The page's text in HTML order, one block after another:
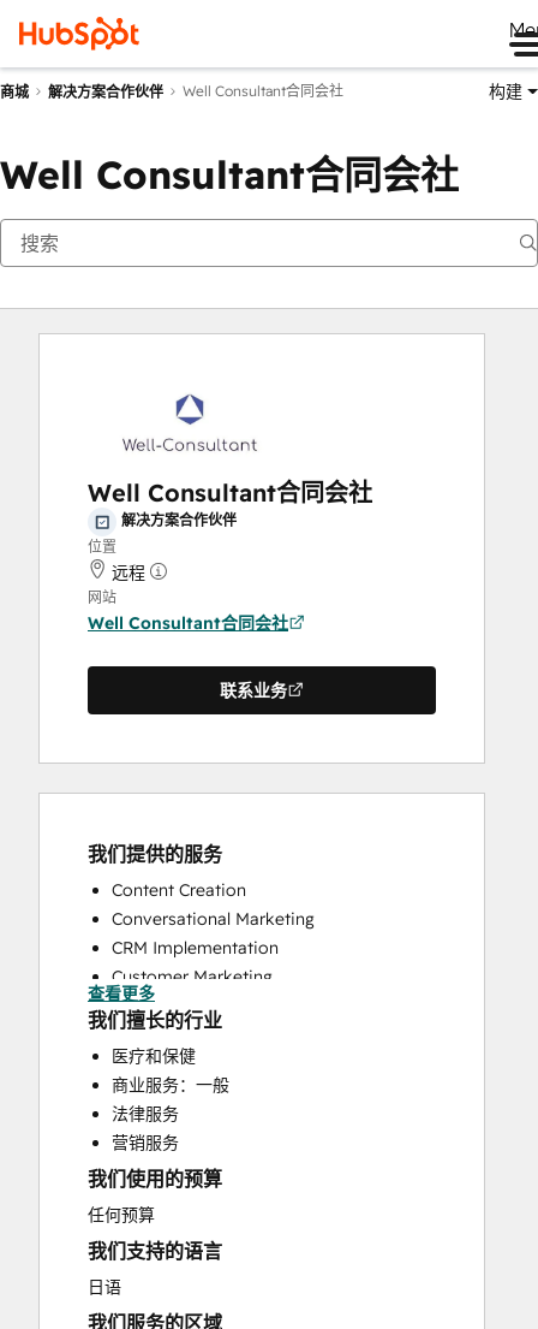
商城 解决方案合作伙伴 Well Consultant合同会社 构建
Well Consultant合同会社
Well Consultant合同会社
解决方案合作伙伴
位置
远程
网站
Well Consultant合同会社
联系业务
我们提供的服务
Content Creation
Conversational Marketing
CRM Implementation
Customer Marketing
Customer Survey and Analysis
Email Marketing
Full Inbound Marketing Services
Paid Advertising
Programmable Automation
查看更多
我们擅长的行业
医疗和保健
商业服务：一般
法律服务
营销服务
我们使用的预算
任何预算
我们支持的语言
日语
我们服务的区域